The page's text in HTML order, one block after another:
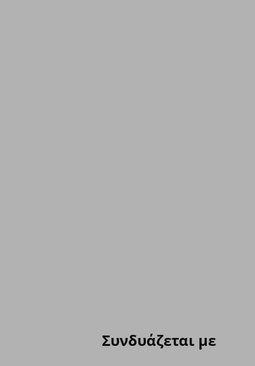
Συνδυάζεται με